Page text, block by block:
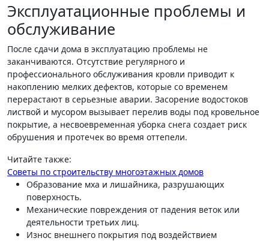
Эксплуатационные проблемы и
обслуживание
После сдачи дома в эксплуатацию проблемы не
заканчиваются. Отсутствие регулярного и
профессионального обслуживания кровли приводит к
накоплению мелких дефектов, которые со временем
перерастают в серьезные аварии. Засорение водостоков
листвой и мусором вызывает перелив воды под кровельное
покрытие, а несвоевременная уборка снега создает риск
обрушения и протечек во время оттепели.
Читайте также:
Советы по строительству многоэтажных домов
Образование мха и лишайника, разрушающих
поверхность.
Механические повреждения от падения веток или
деятельности третьих лиц.
Износ внешнего покрытия под воздействием